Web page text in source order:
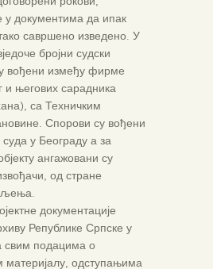
у документима да ипак
савршено изведено. У
бројни судски
вођени између фирме
и његових сарадника
са Техничким
Спорови су вођени
суда у Београду а за
ангажовани су
од стране
документације
Републике Српске у
свим подацима о
одступањима